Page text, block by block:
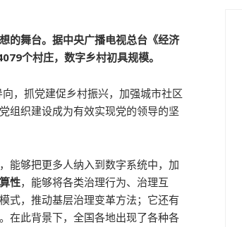
的舞台。据中央广播电视总台《经济
个村庄，数字乡村初具规模。
，抓党建促乡村振兴，加强城市社区
组织建设成为有效实现党的领导的坚
，能够把更多人纳入到数字系统中，加
性，能够将各类治理行为、治理互
式，推动基层治理变革方法；它还有
在此背景下，全国各地出现了各种各